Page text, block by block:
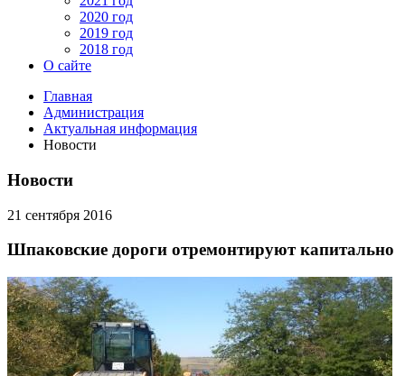
2020 год
2019 год
2018 год
О сайте
Главная
Администрация
Актуальная информация
Новости
Новости
21 сентября 2016
Шпаковские дороги отремонтируют капитально